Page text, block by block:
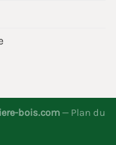
bois.com— Plan du